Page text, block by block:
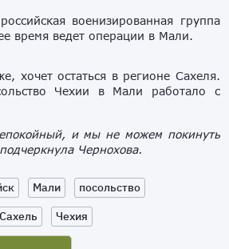
военизированная группа
время ведет операции в Мали.
хочет остаться в регионе Сахеля.
Чехии в Мали работало с
и мы не можем покинуть
Чернохова.
Мали
посольство
Сахель Чехия